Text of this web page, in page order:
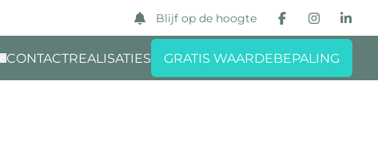
Blijf op de hoogte
CONTACTREALISATIES GRATIS WAARDEBEPALING